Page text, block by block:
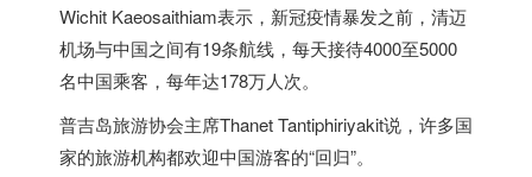
Wichit Kaeosaithiam表示，新冠疫情暴发之前，清迈
机场与中国之间有19条航线，每天接待4000至5000
名中国乘客，每年达178万人次。
普吉岛旅游协会主席Thanet Tantiphiriyakit说，许多国
家的旅游机构都欢迎中国游客的“回归”。